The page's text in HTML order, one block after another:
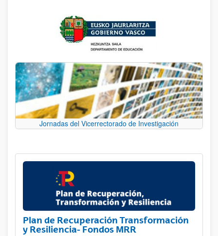
Jornadas del Vicerrectorado de Investigación
Plan de Recuperación Transformación
y Resiliencia- Fondos MRR